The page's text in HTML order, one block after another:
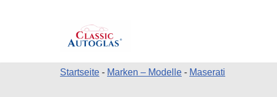
Startseite - Marken – Modelle - Maserati